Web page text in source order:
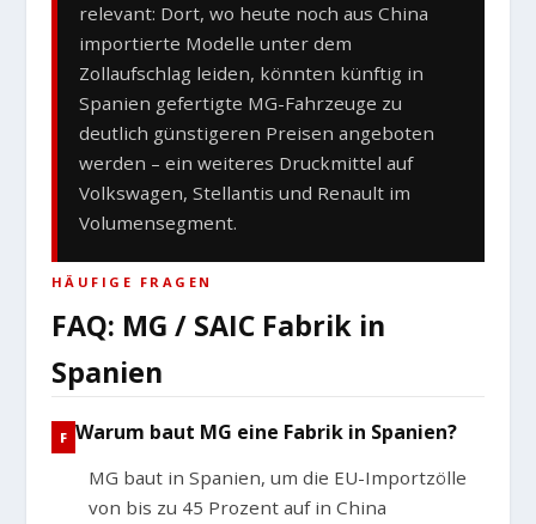
relevant: Dort, wo heute noch aus China
importierte Modelle unter dem
Zollaufschlag leiden, könnten künftig in
Spanien gefertigte MG-Fahrzeuge zu
deutlich günstigeren Preisen angeboten
werden – ein weiteres Druckmittel auf
Volkswagen, Stellantis und Renault im
Volumensegment.
HÄUFIGE FRAGEN
FAQ: MG / SAIC Fabrik in
Spanien
Warum baut MG eine Fabrik in Spanien?
MG baut in Spanien, um die EU-Importzölle
von bis zu 45 Prozent auf in China